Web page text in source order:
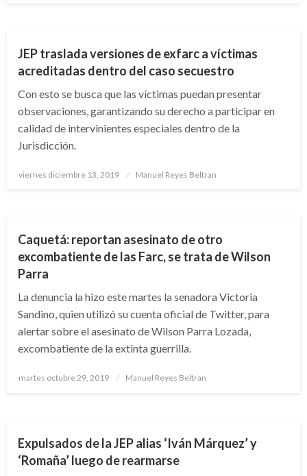
JEP traslada versiones de exfarc a víctimas
acreditadas dentro del caso secuestro
Con esto se busca que las víctimas puedan presentar
observaciones, garantizando su derecho a participar en
calidad de intervinientes especiales dentro de la
Jurisdicción.
Publicado
viernes diciembre 13, 2019 Manuel Reyes Beltran
Caquetá: reportan asesinato de otro
excombatiente de las Farc, se trata de Wilson
Parra
La denuncia la hizo este martes la senadora Victoria
Sandino, quien utilizó su cuenta oficial de Twitter, para
alertar sobre el asesinato de Wilson Parra Lozada,
excombatiente de la extinta guerrilla.
Publicado
martes octubre 29, 2019 Manuel Reyes Beltran
Expulsados de la JEP alias ‘Iván Márquez’ y
‘Romaña’ luego de rearmarse